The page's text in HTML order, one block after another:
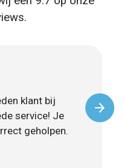
klant bij
service! Je
geholpen.
arrow_forward